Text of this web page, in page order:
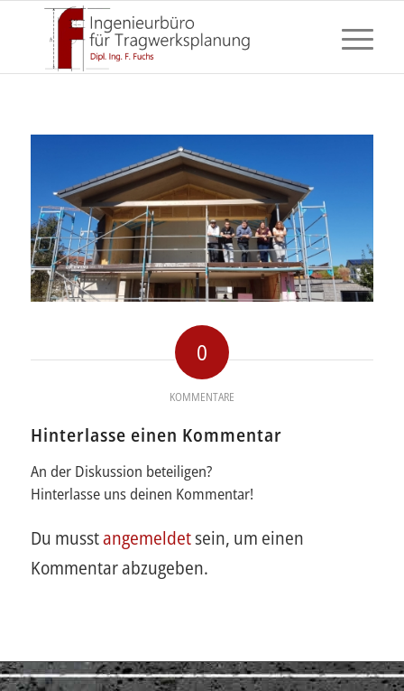
0
KOMMENTARE
Hinterlasse einen Kommentar
An der Diskussion beteiligen?
Hinterlasse uns deinen Kommentar!
Du musstangemeldetsein, um einen
Kommentar abzugeben.